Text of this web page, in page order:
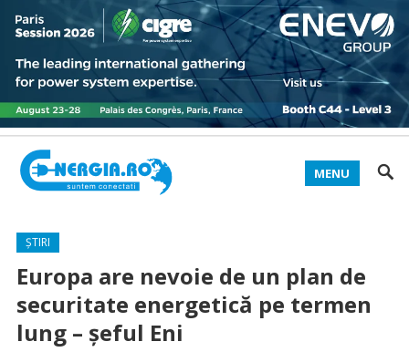
MENU
ȘTIRI
Europa are nevoie de un plan de
securitate energetică pe termen
lung – șeful Eni